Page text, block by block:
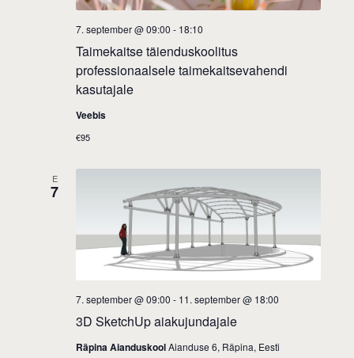
Taimekaitse täienduskoolitus
professionaalsele taimekaitsevahendi
kasutajale
7. september @ 09:00 - 18:10
Veebis
€95
E
7
3D SketchUp aiakujundajale
7. september @ 09:00 - 11. september @ 18:00
Räpina AianduskoolAianduse 6, Räpina, Eesti